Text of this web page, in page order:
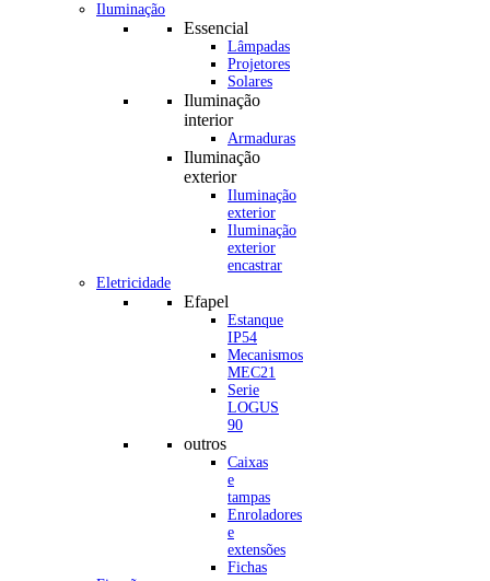
Iluminação
Essencial
Lâmpadas
Projetores
Solares
Iluminação
interior
Armaduras
Iluminação
exterior
Iluminação
exterior
Iluminação
exterior
encastrar
Eletricidade
Efapel
Estanque
IP54
Mecanismos
MEC21
Serie
LOGUS
90
outros
Caixas
e
tampas
Enroladores
e
extensões
Fichas